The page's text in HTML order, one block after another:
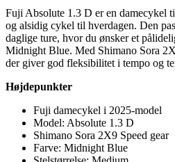
Fuji Absolute 1.3 D er en damecykel
og alsidig cykel til hverdagen. Den
daglige ture, hvor du ønsker et
Midnight Blue. Med Shimano Sora
der giver god fleksibilitet i tempo og
Højdepunkter
Fuji damecykel i 2025-model
Model: Absolute 1.3 D
Shimano Sora 2X9 Speed gear
Farve: Midnight Blue